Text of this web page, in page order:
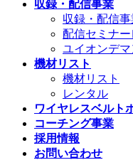
収録・配信事業
収録・配信事
配信セミナー
ユイオンデマ
機材リスト
機材リスト
レンタル
ワイヤレスベルト
コーチング事業
採用情報
お問い合わせ